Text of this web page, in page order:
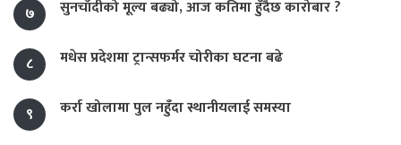
७ सुनचाँदीको मूल्य बढ्यो, आज कतिमा हुँदैछ कारोबार ?
८ मधेस प्रदेशमा ट्रान्सफर्मर चोरीका घटना बढे
९ कर्रा खोलामा पुल नहुँदा स्थानीयलाई समस्या